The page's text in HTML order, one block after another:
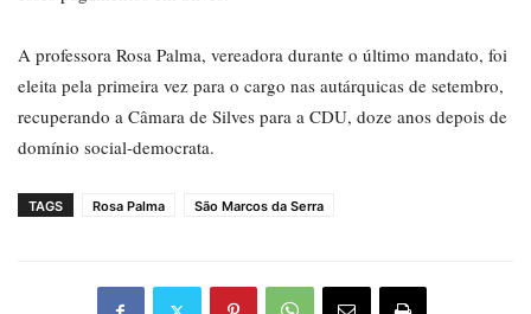
A professora Rosa Palma, vereadora durante o último mandato, foi
eleita pela primeira vez para o cargo nas autárquicas de setembro,
recuperando a Câmara de Silves para a CDU, doze anos depois de
domínio social-democrata.
TAGS Rosa Palma São Marcos da Serra